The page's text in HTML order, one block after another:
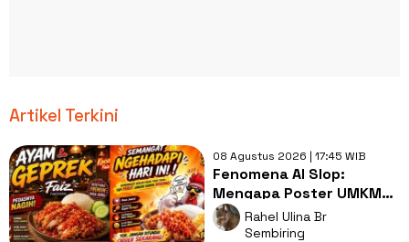
Artikel Terkini
08 Agustus 2026 | 17:45 WIB
Fenomena AI Slop:
Mengapa Poster UMKM
Makin Seragam dan Bikin
Kita Bosan?
Rahel Ulina Br
Sembiring